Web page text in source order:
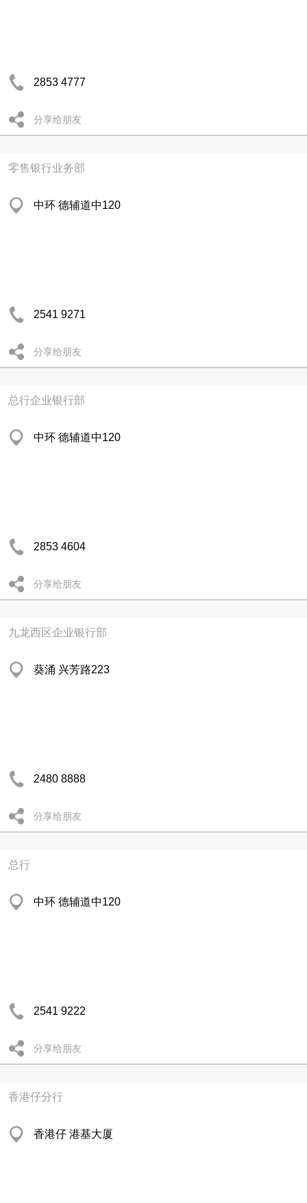
2853 4777
分享给朋友
零售银行业务部
中环 德辅道中120
2541 9271
分享给朋友
总行企业银行部
中环 德辅道中120
2853 4604
分享给朋友
九龙西区企业银行部
葵涌 兴芳路223
2480 8888
分享给朋友
总行
中环 德辅道中120
2541 9222
分享给朋友
香港仔分行
香港仔 港基大厦